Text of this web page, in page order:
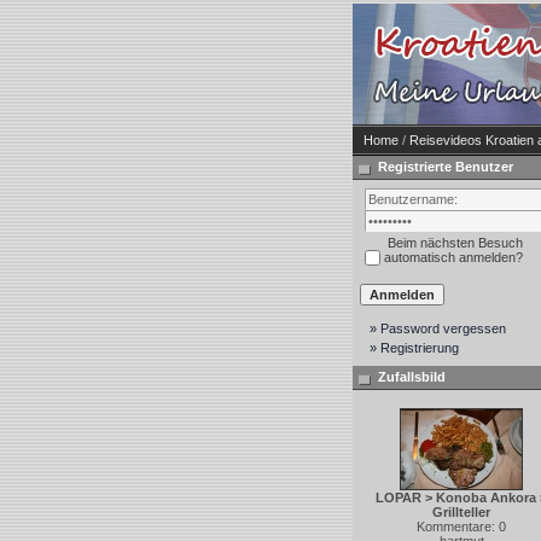
Home / Reisevideos Kroatien
Registrierte Benutzer
Beim nächsten Besuch
automatisch anmelden?
» Password vergessen
» Registrierung
Zufallsbild
LOPAR > Konoba Ankora
Grillteller
Kommentare: 0